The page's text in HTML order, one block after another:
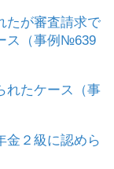
たが審査請求で
ス（事例№639
れたケース（事
金２級に認めら